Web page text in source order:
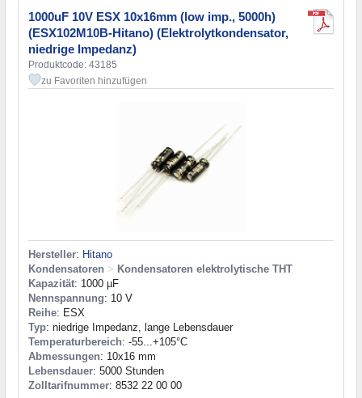
1000uF 10V ESX 10x16mm (low imp., 5000h)
(ESX102M10B-Hitano) (Elektrolytkondensator,
niedrige Impedanz)
Produktcode: 43185
zu Favoriten hinzufügen
Hersteller: Hitano
Kondensatoren > Kondensatoren elektrolytische THT
Kapazität: 1000 µF
Nennspannung: 10 V
Reihe: ESX
Typ: niedrige Impedanz, lange Lebensdauer
Temperaturbereich: -55...+105°C
Abmessungen: 10x16 mm
Lebensdauer: 5000 Stunden
Zolltarifnummer: 8532 22 00 00